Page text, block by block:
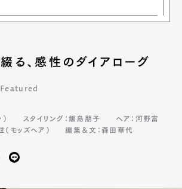
る、感性のダイアローグ
Featured
スタイリング：飯島朋子
ヘア：河野富
（モッズヘア） 編集＆文：森田華代